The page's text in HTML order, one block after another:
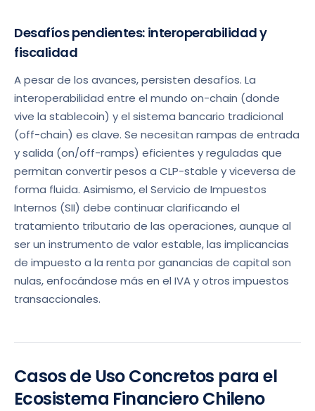
Desafíos pendientes: interoperabilidad y
fiscalidad
A pesar de los avances, persisten desafíos. La
interoperabilidad entre el mundo on-chain (donde
vive la stablecoin) y el sistema bancario tradicional
(off-chain) es clave. Se necesitan rampas de entrada
y salida (on/off-ramps) eficientes y reguladas que
permitan convertir pesos a CLP-stable y viceversa de
forma fluida. Asimismo, el Servicio de Impuestos
Internos (SII) debe continuar clarificando el
tratamiento tributario de las operaciones, aunque al
ser un instrumento de valor estable, las implicancias
de impuesto a la renta por ganancias de capital son
nulas, enfocándose más en el IVA y otros impuestos
transaccionales.
Casos de Uso Concretos para el
Ecosistema Financiero Chileno